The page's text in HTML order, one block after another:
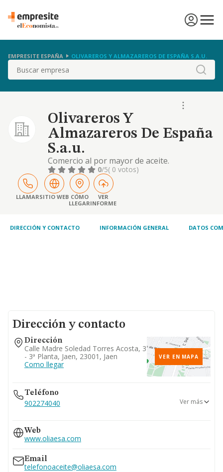
EMPRESITE ESPAÑA OLIVAREROS Y ALMAZAREROS DE ESPAÑA S.A.U.
Buscar
Olivareros Y
Almazareros De España
S.a.u.
Comercio al por mayor de aceite.
0/5( 0 votos)
LLAMARSITIO WEB CÓMO
LLEGAR
VER
INFORME
DIRECCIÓN Y CONTACTO INFORMACIÓN GENERAL DATOS
Dirección y contacto
Dirección
Calle Madre Soledad Torres Acosta, 3
- 3ª Planta, Jaen, 23001, Jaen
Como llegar
VER EN MAPA
Teléfono
902274040
953244092
Ver más
Web
www.oliaesa.com
Email
telefonoaceite@oliaesa.com